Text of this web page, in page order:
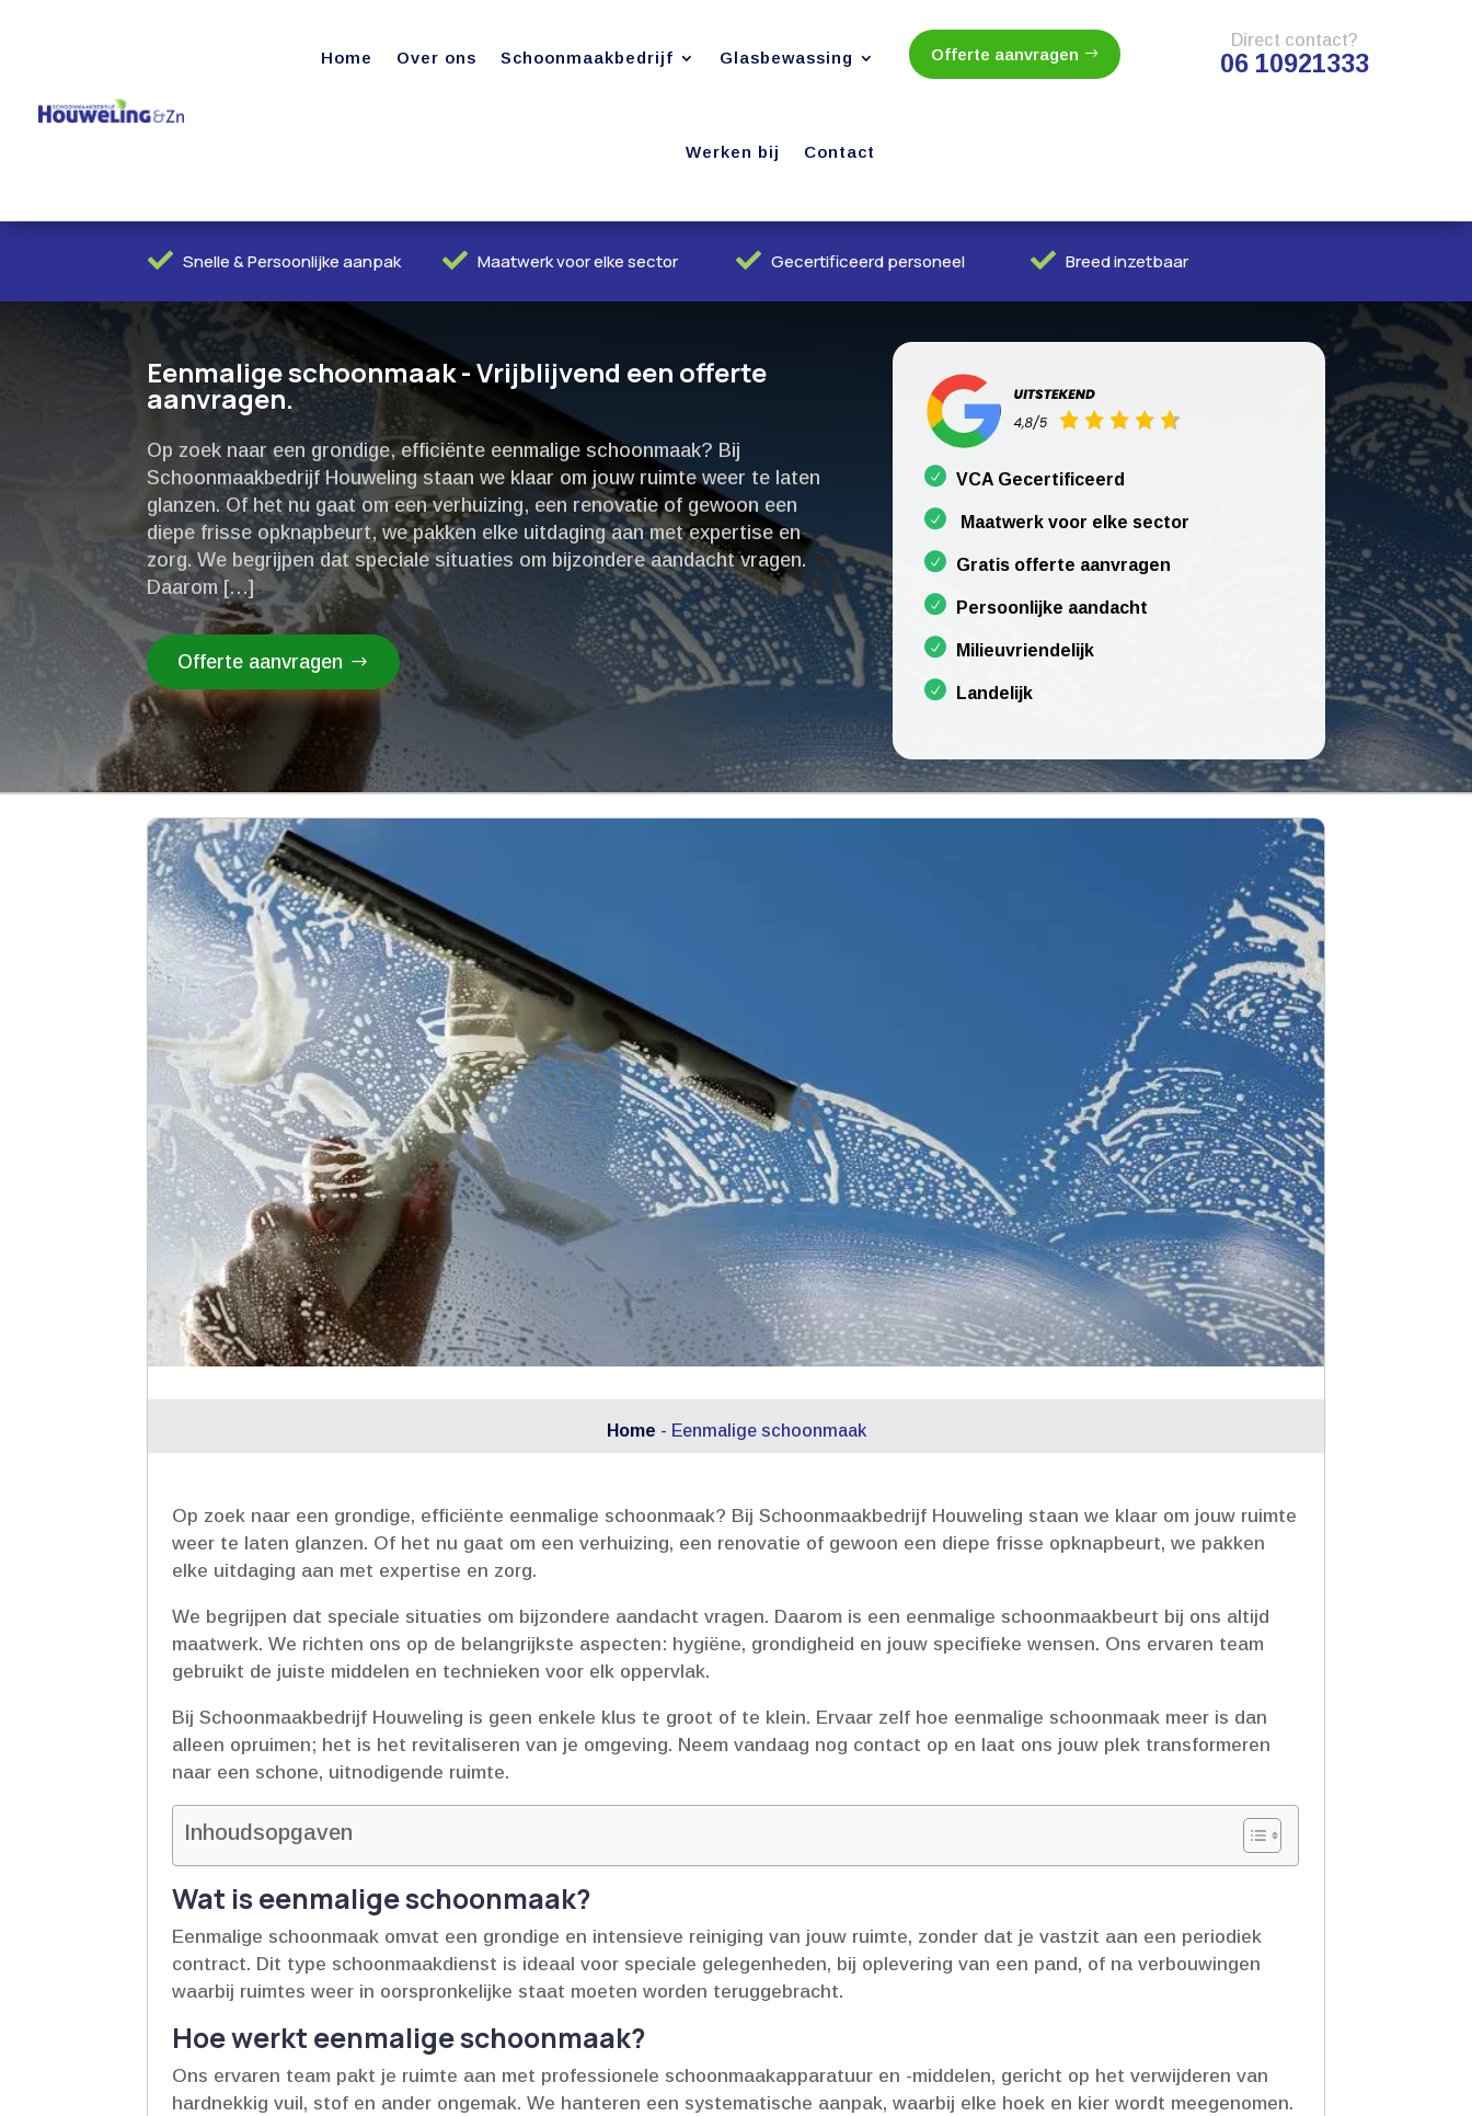
Home Over ons Schoonmaakbedrijf Glasbewassing
Werken bij Contact
Offerte aanvragen
Direct contact?
06 10921333
 Snelle & Persoonlijke aanpak  Maatwerk voor elke sector  Gecertificeerd personeel  Breed inzetbaar
Eenmalige schoonmaak - Vrijblijvend een offerte
aanvragen.
Op zoek naar een grondige, efficiënte eenmalige schoonmaak? Bij
Schoonmaakbedrijf Houweling staan we klaar om jouw ruimte weer te laten
glanzen.​ Of het nu gaat om een verhuizing, een renovatie of gewoon een
diepe frisse opknapbeurt, we pakken elke uitdaging aan met expertise en
zorg.​ We begrijpen dat speciale situaties om bijzondere aandacht vragen.​
Daarom […]
Offerte aanvragen
VCA Gecertificeerd
Maatwerk voor elke sector
Gratis offerte aanvragen
Persoonlijke aandacht
Milieuvriendelijk
Landelijk
Home - Eenmalige schoonmaak
Op zoek naar een grondige, efficiënte eenmalige schoonmaak? Bij Schoonmaakbedrijf Houweling staan we klaar om jouw ruimte
weer te laten glanzen.​ Of het nu gaat om een verhuizing, een renovatie of gewoon een diepe frisse opknapbeurt, we pakken
elke uitdaging aan met expertise en zorg.​
We begrijpen dat speciale situaties om bijzondere aandacht vragen.​ Daarom is een eenmalige schoonmaakbeurt bij ons altijd
maatwerk.​ We richten ons op de belangrijkste aspecten: hygiëne, grondigheid en jouw specifieke wensen.​ Ons ervaren team
gebruikt de juiste middelen en technieken voor elk oppervlak.​
Bij Schoonmaakbedrijf Houweling is geen enkele klus te groot of te klein.​ Ervaar zelf hoe eenmalige schoonmaak meer is dan
alleen opruimen; het is het revitaliseren van je omgeving.​ Neem vandaag nog contact op en laat ons jouw plek transformeren
naar een schone, uitnodigende ruimte.​
Inhoudsopgaven
Wat is eenmalige schoonmaak?
Eenmalige schoonmaak omvat een grondige en intensieve reiniging van jouw ruimte, zonder dat je vastzit aan een periodiek
contract.​ Dit type schoonmaakdienst is ideaal voor speciale gelegenheden, bij oplevering van een pand, of na verbouwingen
waarbij ruimtes weer in oorspronkelijke staat moeten worden teruggebracht.​
Hoe werkt eenmalige schoonmaak?
Ons ervaren team pakt je ruimte aan met professionele schoonmaakapparatuur en -middelen, gericht op het verwijderen van
hardnekkig vuil, stof en ander ongemak.​ We hanteren een systematische aanpak, waarbij elke hoek en kier wordt meegenomen.​